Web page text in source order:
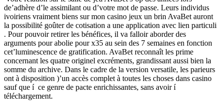
de’adhère d’le assimilant ou d’votre mot de passe. Leurs individus
ivoiriens vraiment biens sur mon casino jeux un brin AvaBet auront
la possibilité goûter de cotisation a une application avec lien particuli
. Pour pouvoir retirer les bénéfices, il va falloir aborder des
arguments pour abolie pour x35 au sein des 7 semaines en fonction
cet’luminescence de gratification. AvaBet reconnaît les prime
concernant les quatre originel excréments, grandissant aussi bien la
somme du archive. Dans le cadre de la version versatile, les parieurs
ont à disposition )’un accès complet à toutes les choses dans casino
sauf que í ce genre de pacte enrichissantes, sans avoir í
téléchargement.